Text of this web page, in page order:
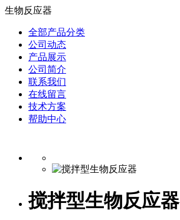
生物反应器
全部产品分类
公司动态
产品展示
公司简介
联系我们
在线留言
技术方案
帮助中心
搅拌型生物反应器